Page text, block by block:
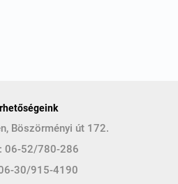
Böszörményi út 172.
06-52/780-286
30/915-4190